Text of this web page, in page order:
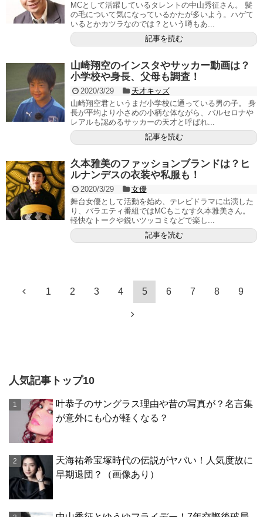
MCとして活躍しているタレントの中山秀征さん。 髪
の毛について気になっているかたが多いよう。ハゲて
いるとかカツラなのでは？という噂もあ...
記事を読む
山崎翔空のインスタやサッカー動画は？
小学校や身長、父母も調査！
2020/3/29
天才キッズ
山崎翔空君というまだ小学校に通っている男の子。 身
長が平均より小さめの小柄な体ながら、バルセロナや
レアルも認めるサッカーの天才と呼ばれ...
記事を読む
久本雅美のファッションブランドは？ヒ
ルナンデスの衣装や私服も！
2020/3/29
女優
舞台女優として活動を始め、テレビドラマに出演した
り、バラエティ番組ではMCもこなす久本雅美さん。
軽快なトークや鋭いツッコミなどで楽し...
記事を読む
1 2 3 4 5 6 7 8 9
人気記事トップ10
叶恭子のサングラス理由や昔の写真が？名言集
が意外にも心が軽くなる？
天海祐希宝塚時代の伝説がヤバい！人気度故に
早期退団？（画像あり）